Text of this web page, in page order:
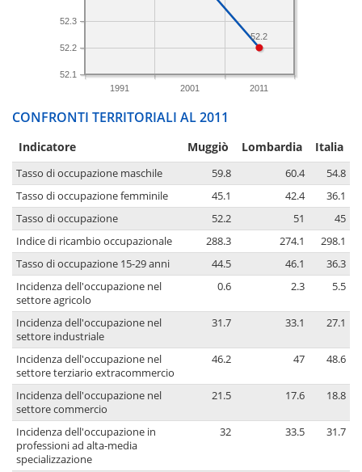
1991 2001 2011
52.1
52.2
52.3
52.2
CONFRONTI TERRITORIALI AL 2011
Indicatore Muggiò Lombardia Italia
Tasso di occupazione maschile 59.8 60.4
54.8
Tasso di occupazione femminile
45.1 42.4
36.1
Tasso di occupazione
52.2 51
45
Indice di ricambio occupazionale
288.3 274.1
298.1
Tasso di occupazione 15-29 anni
44.5 46.1
36.3
Incidenza dell'occupazione nel
settore agricolo
0.6 2.3 5.5
Incidenza dell'occupazione nel
settore industriale
31.7 33.1 27.1
Incidenza dell'occupazione nel
settore terziario extracommercio
46.2 47 48.6
Incidenza dell'occupazione nel
settore commercio
21.5 17.6 18.8
Incidenza dell'occupazione in
professioni ad alta-media
specializzazione
32 33.5 31.7